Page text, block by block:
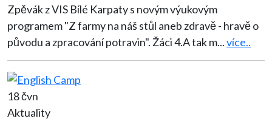
Zpěvák z VIS Bílé Karpaty s novým výukovým
programem "Z farmy na náš stůl aneb zdravě - hravě o
původu a zpracování potravin". Žáci 4.A tak m...více..
18 čvn
Aktuality